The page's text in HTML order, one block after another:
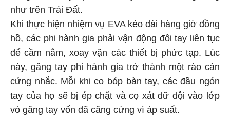
như trên Trái Đất.
Khi thực hiện nhiệm vụ EVA kéo dài hàng giờ đồng
hồ, các phi hành gia phải vận động đôi tay liên tục
để cầm nắm, xoay vặn các thiết bị phức tạp. Lúc
này, găng tay phi hành gia trở thành một rào cản
cứng nhắc. Mỗi khi co bóp bàn tay, các đầu ngón
tay của họ sẽ bị ép chặt và cọ xát dữ dội vào lớp
vỏ găng tay vốn đã căng cứng vì áp suất.